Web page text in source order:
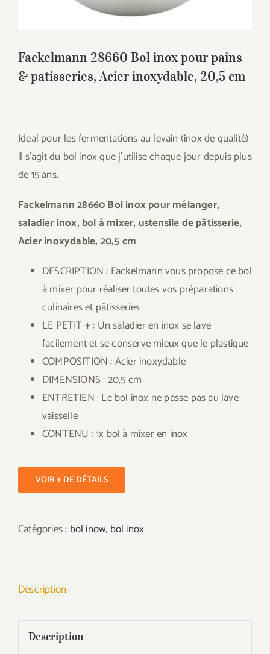
Fackelmann 28660 Bol inox pour pains
& patisseries, Acier inoxydable, 20,5 cm
Ideal pour les fermentations au levain (inox de qualité)
il s’agit du bol inox que j’utilise chaque jour depuis plus
de 15 ans.
Fackelmann 28660 Bol inox pour mélanger,
saladier inox, bol à mixer, ustensile de pâtisserie,
Acier inoxydable, 20,5 cm
DESCRIPTION : Fackelmann vous propose ce bol
à mixer pour réaliser toutes vos préparations
culinaires et pâtisseries
LE PETIT + : Un saladier en inox se lave
facilement et se conserve mieux que le plastique
COMPOSITION : Acier inoxydable
DIMENSIONS : 20,5 cm
ENTRETIEN : Le bol inox ne passe pas au lave-
vaisselle
CONTENU : 1x bol à mixer en inox
VOIR + DE DÉTAILS
Catégories : bol inow, bol inox
Description
Description